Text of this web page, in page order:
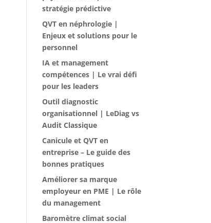
stratégie prédictive
QVT en néphrologie |
Enjeux et solutions pour le
personnel
IA et management
compétences | Le vrai défi
pour les leaders
Outil diagnostic
organisationnel | LeDiag vs
Audit Classique
Canicule et QVT en
entreprise – Le guide des
bonnes pratiques
Améliorer sa marque
employeur en PME | Le rôle
du management
Baromètre climat social